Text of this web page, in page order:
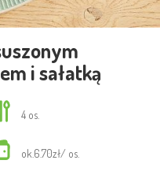
i sałatką
4 os.
ok.6.70zł/ os.